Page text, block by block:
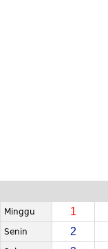
Minggu 1
Senin 2